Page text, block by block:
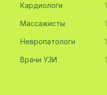
Кардиологи 1
Массажисты 1
Невропатологи 1
Врачи УЗИ 1